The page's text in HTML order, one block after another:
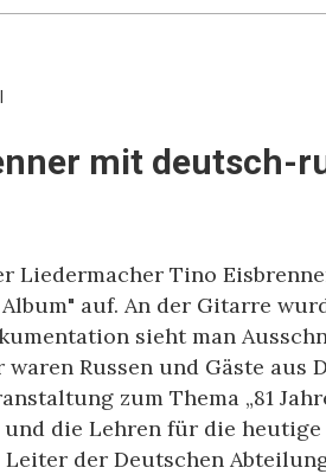
mit deutsch-
Liedermacher Tino
auf. An der Gitarre
sieht man
Russen und Gäste aus
zum Thema „81
die Lehren für die
Leiter der Deutschen